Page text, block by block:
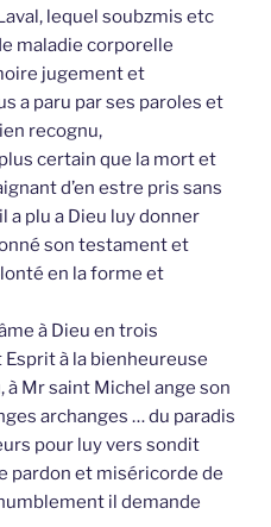
lequel soubzmis etc
maladie corporelle
jugement et
a paru par ses paroles et
recognu,
certain que la mort et
d’en estre pris sans
a plu a Dieu luy donner
son testament et
en la forme et
à Dieu en trois
à la bienheureuse
Mr saint Michel ange son
archanges … du paradis
pour luy vers sondit
pardon et miséricorde de
il demande